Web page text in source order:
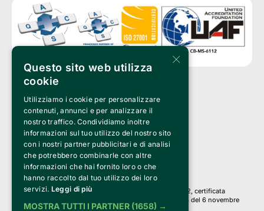
Clappit è un marchio di proprietà di:
Bemils Srl
a Socio Unico
Via Fosse Ardeatine, 4 -20092 Cinisello Balsamo (MI)
PI 05589050961
Iscr. C.C.I.A.A. Milano R.E.A. 1833471
© 2010-2025 Bemils Srl - Tutti i diritti riservati
Credits:
Clappit è basato sulla piattaforma di biglietteria Belive 6.2, certificata
dall’Agenzia delle Entrate con protocollo n. 2025/445474 del 6 novembre
2025.
×
Questo sito web utilizza
cookie
Utilizziamo i cookie per personalizzare
contenuti, annunci e per analizzare il
nostro traffico. Condividiamo inoltre
informazioni sul tuo utilizzo del nostro sito
con i nostri partner pubblicitari e di analisi
che potrebbero combinarle con altre
informazioni che hai fornito loro o che
hanno raccolto dal tuo utilizzo dei loro
servizi. Leggi di più
MOSTRA TUTTI I PARTNER (1658) →